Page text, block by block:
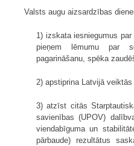
Valsts augu aizsardzības
1) izskata iesniegumus
pieņem lēmumu par
pagarināšanu, spēka
2) apstiprina Latvijā
3) atzīst citās
savienības (UPOV)
viendabīguma un
pārbaude) rezultātus